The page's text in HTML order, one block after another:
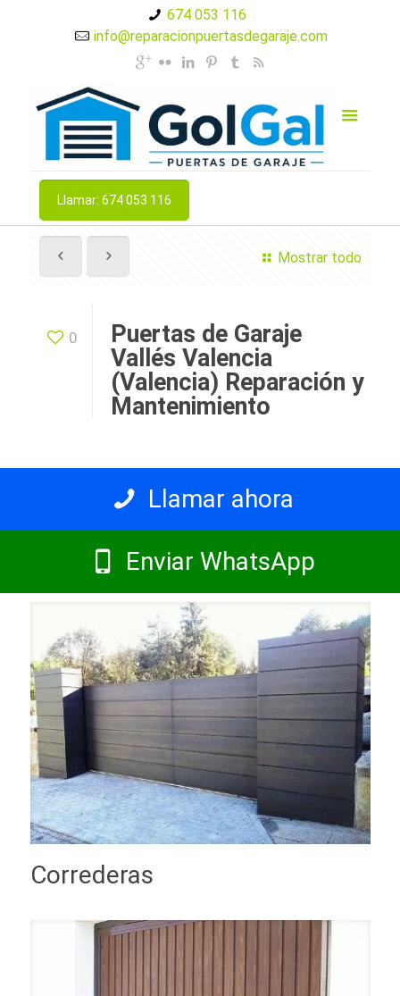
674 053 116
info@reparacionpuertasdegaraje.com
Llamar: 674 053 116
Mostrar todo
0
Puertas de Garaje
Vallés Valencia
(Valencia) Reparación y
Mantenimiento
Llamar ahora
Enviar WhatsApp
Correderas